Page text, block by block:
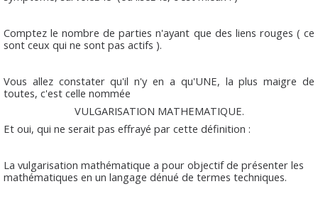
Comptez le nombre de parties n'ayant que des liens rouges ( ce
sont ceux qui ne sont pas actifs ).
Vous allez constater qu'il n'y en a qu'UNE, la plus maigre de
toutes, c'est celle nommée
VULGARISATION MATHEMATIQUE.
Et oui, qui ne serait pas effrayé par cette définition :
La vulgarisation mathématique a pour objectif de présenter les
mathématiques en un langage dénué de termes techniques.